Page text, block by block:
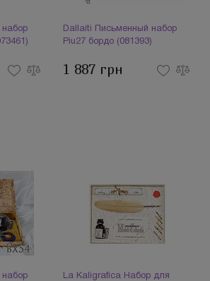
Dallaiti Письменный набор
Piu27 бордо (081393)
1 887 грн
La Kaligrafica Набор для